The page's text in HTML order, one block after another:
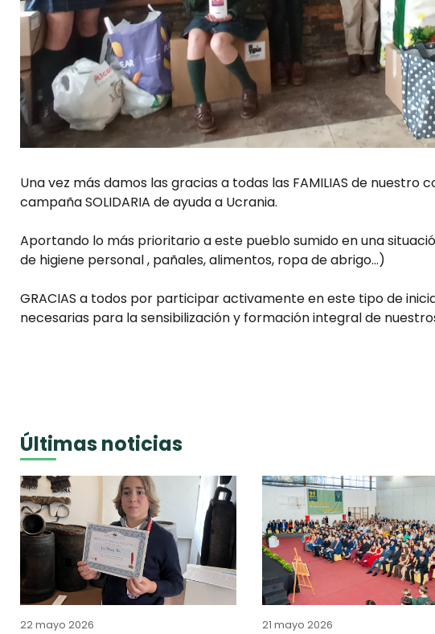
Una vez más damos las gracias a todas las FAMILIAS de
campaña SOLIDARIA de ayuda a Ucrania.
Aportando lo más prioritario a este pueblo sumido en una
de higiene personal , pañales, alimentos, ropa de abrigo…)
GRACIAS a todos por participar activamente en este tipo de
necesarias para la sensibilización y formación integral de
Últimas noticias
22 mayo 2026 21 mayo 2026